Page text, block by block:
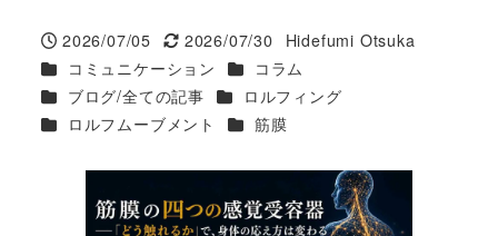
投稿日
2026/07/05
更新日
2026/07/30
著
者
Hidefumi Otsuka
カテゴリー
コミュニケーション カテゴリー
コラム
カテゴリー
ブログ/全ての記事 カテゴリー
ロルフィング
カテゴリー
ロルフムーブメント カテゴリー
筋膜